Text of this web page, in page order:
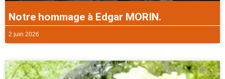
Notre hommage à Edgar MORIN.
2 juin 2026